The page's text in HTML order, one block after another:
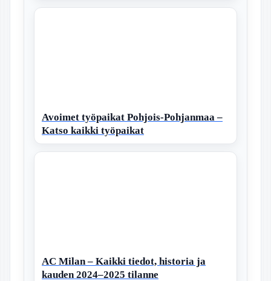
Avoimet työpaikat Pohjois-Pohjanmaa –
Katso kaikki työpaikat
AC Milan – Kaikki tiedot, historia ja
kauden 2024–2025 tilanne